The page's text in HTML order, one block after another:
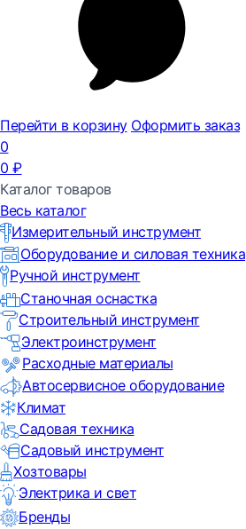
Перейти в корзину Оформить заказ
0
0 ₽
Каталог товаров
Весь каталог
Измерительный инструмент
Оборудование и силовая техника
Ручной инструмент
Станочная оснастка
Строительный инструмент
Электроинструмент
Расходные материалы
Автосервисное оборудование
Климат
Садовая техника
Садовый инструмент
Хозтовары
Электрика и свет
Бренды